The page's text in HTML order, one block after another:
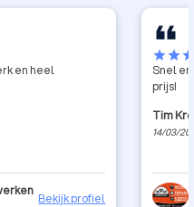
en heel
Bekijk profiel
starstar
Snel
prijs!
Tim
14/03/